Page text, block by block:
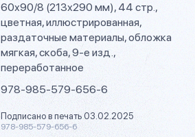
60х90/8 (213х290 мм), 44 стр.,
цветная, иллюстрированная,
раздаточные материалы, обложка
мягкая, скоба, 9-е изд.,
переработанное
978-985-579-656-6
Подписано в печать 03.02.2025
978-985-579-656-6